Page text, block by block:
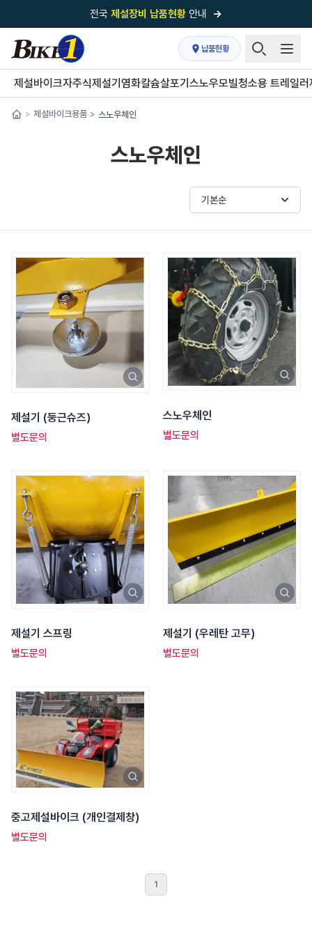
전국 제설장비 납품현황 안내 →
국내 1위 제설장비 제작 전문업체 (주)바이크원
제설 현장의 정답!다목적 차량의 표준!
전국제설장비 납품현황안내→
전국이 선택한 제설·다목적 장비 전문기업
납품현황
제설바이크자주식제설기 염화칼슘살포기 스노우모빌청소용 트레일러
> 제설바이크용품 > 스노우체인
스노우체인
기본순
제설기 (둥근슈즈)
별도문의
스노우체인
별도문의
제설기 스프링
별도문의
제설기 (우레탄 고무)
별도문의
중고제설바이크 (개인결제창)
별도문의
1